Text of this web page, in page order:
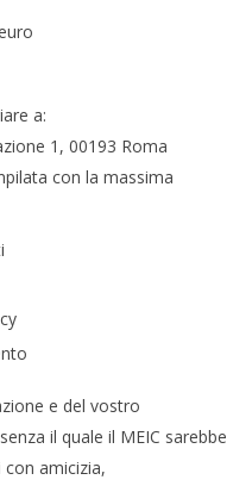
a:
1, 00193 Roma
con la massima
e del vostro
il quale il MEIC sarebbe
amicizia,